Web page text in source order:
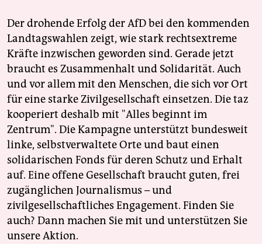
Der drohende Erfolg der AfD bei den kommenden
Landtagswahlen zeigt, wie stark rechtsextreme
Kräfte inzwischen geworden sind. Gerade jetzt
braucht es Zusammenhalt und Solidarität. Auch
und vor allem mit den Menschen, die sich vor Ort
für eine starke Zivilgesellschaft einsetzen. Die taz
kooperiert deshalb mit "Alles beginnt im
Zentrum". Die Kampagne unterstützt bundesweit
linke, selbstverwaltete Orte und baut einen
solidarischen Fonds für deren Schutz und Erhalt
auf. Eine offene Gesellschaft braucht guten, frei
zugänglichen Journalismus – und
zivilgesellschaftliches Engagement. Finden Sie
auch? Dann machen Sie mit und unterstützen Sie
unsere Aktion.